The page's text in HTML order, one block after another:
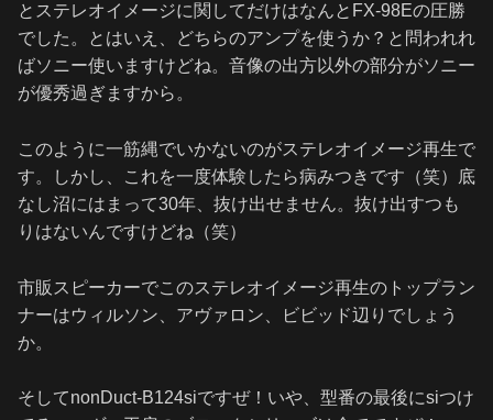
とステレオイメージに関してだけはなんとFX-98Eの圧勝
でした。とはいえ、どちらのアンプを使うか？と問われれ
ばソニー使いますけどね。音像の出方以外の部分がソニー
が優秀過ぎますから。
このように一筋縄でいかないのがステレオイメージ再生で
す。しかし、これを一度体験したら病みつきです（笑）底
なし沼にはまって30年、抜け出せません。抜け出すつも
りはないんですけどね（笑）
市販スピーカーでこのステレオイメージ再生のトップラン
ナーはウィルソン、アヴァロン、ビビッド辺りでしょう
か。
そしてnonDuct-B124siですぜ！いや、型番の最後にsiつけ